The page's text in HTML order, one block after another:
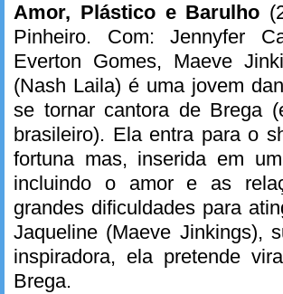
Amor, Plástico e Barulho
Pinheiro. Com: Jennyfer
Everton Gomes, Maeve
(Nash Laila) é uma jovem
se tornar cantora de Brega
brasileiro). Ela entra para o
fortuna mas, inserida em
incluindo o amor e as
grandes dificuldades para
Jaqueline (Maeve Jinkings),
inspiradora, ela pretende
Brega.